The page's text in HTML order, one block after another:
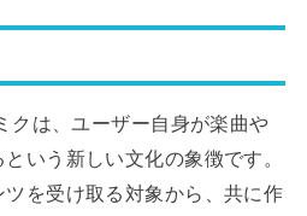
クは、ユーザー自身が楽曲や
いう新しい文化の象徴です。
を受け取る対象から、共に作